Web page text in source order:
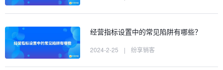
经营指标设置中的常见陷阱有哪些？
2024-2-25 | 纷享销客